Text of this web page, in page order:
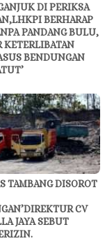
DI PERIKSA
BERHARAP
PANDANG BULU,
KETERLIBATAN
BENDUNGAN
TAMBANG DISOROT
CV
JAYA SEBUT